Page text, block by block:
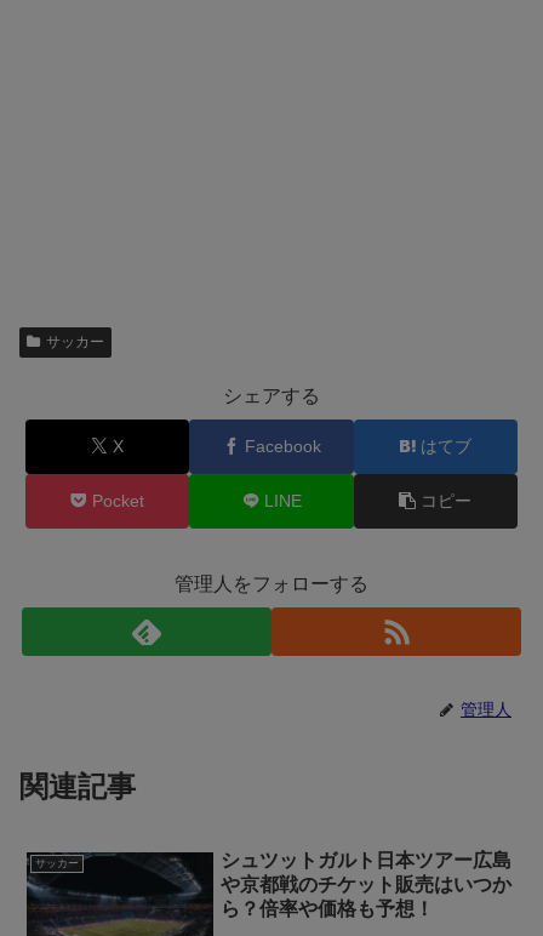
サッカー
シェアする
X Facebook はてブ
Pocket LINE コピー
管理人をフォローする
管理人
関連記事
サッカー
シュツットガルト日本ツアー広島
や京都戦のチケット販売はいつか
ら？倍率や価格も予想！